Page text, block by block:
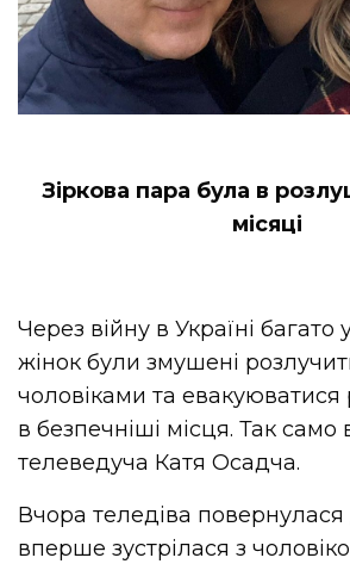
Зіркова пара була в
місяці
Через війну в Україні багато
жінок були змушені
чоловіками та евакуюватися
в безпечніші місця. Так само
телеведуча Катя Осадча.
Вчора теледіва повернулася
вперше зустрілася з